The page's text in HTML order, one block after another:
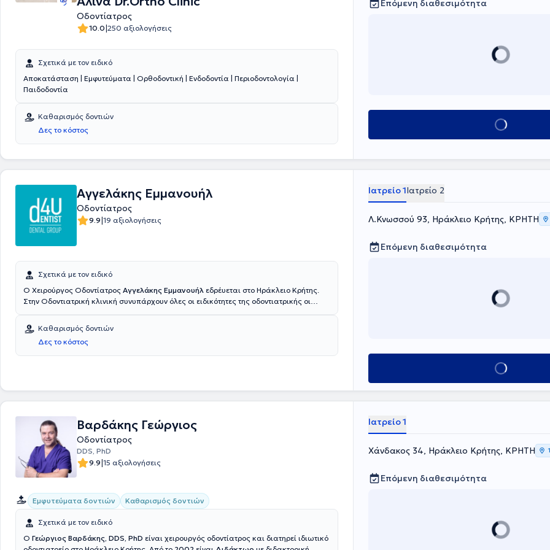
Οδοντίατρος
10.0|250 αξιολογήσεις
Σχετικά με τον ειδικό
Αποκατάσταση | Εμφυτεύματα | Ορθοδοντική | Ενδοδοντία | Περιοδοντολογία |
Παιδοδοντία
Καθαρισμός δοντιών
Δες το κόστος
Επόμενη διαθεσιμότητα
Κλείσε ραντεβού
Αγγελάκης Εμμανουήλ
Οδοντίατρος
9.9|19 αξιολογήσεις
Σχετικά με τον ειδικό
Ο Xειρούργος Oδοντίατρος Αγγελάκης Εμμανουήλ εδρέυεται στο Ηράκλειο Κρήτης.
Στην Οδοντιατρική κλινική συνυπάρχουν όλες οι ειδικότητες της οδοντιατρικής οι
προσωπικό μας ασχολείται με: Αισθητική οδοντιατρική(Λέυκανση) Προσθετική
Οδοντιατρική Περιοδοντική Θεραπεία Εμφυτέυματα Χειρουργικές Επεμβάσεις
στόματος Ορθοδοντική Θεραπεία Προληπτική Οδοντιατρική Ενδοδοντία Παιδοδοντία
Διεξαγωγή Πανοραμικών Ακτινογραφιών
Καθαρισμός δοντιών
Δες το κόστος
Ιατρείο 1Ιατρείο 2
Λ.Κνωσσού 93, Ηράκλειο Κρήτης, ΚΡΗΤΗ
Επόμενη διαθεσιμότητα
Κλείσε ραντεβού
Βαρδάκης Γεώργιος
Οδοντίατρος
DDS, PhD
9.9|15 αξιολογήσεις
Εμφυτεύματα δοντιών Καθαρισμός δοντιών
Σχετικά με τον ειδικό
Ο Γεώργιος Βαρδάκης, DDS, PhD είναι χειρουργός οδοντίατρος και διατηρεί ιδιωτικό
Ιατρείο 1
Χάνδακος 34, Ηράκλειο Κρήτης, ΚΡΗΤΗ
Επόμενη διαθεσιμότητα